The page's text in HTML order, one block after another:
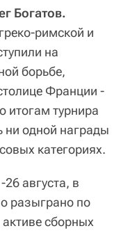
Богатов.
римской и
на
борьбе,
Франции -
итогам турнира
ни одной награды
категориях.
августа, в
разыграно по
сборных